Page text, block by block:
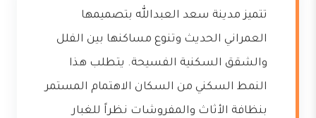
تتميز مدينة سعد العبدالله بتصميمها
العمراني الحديث وتنوع مساكنها بين الفلل
والشقق السكنية الفسيحة. يتطلب هذا
النمط السكني من السكان الاهتمام المستمر
بنظافة الأثاث والمفروشات نظراً للغبار